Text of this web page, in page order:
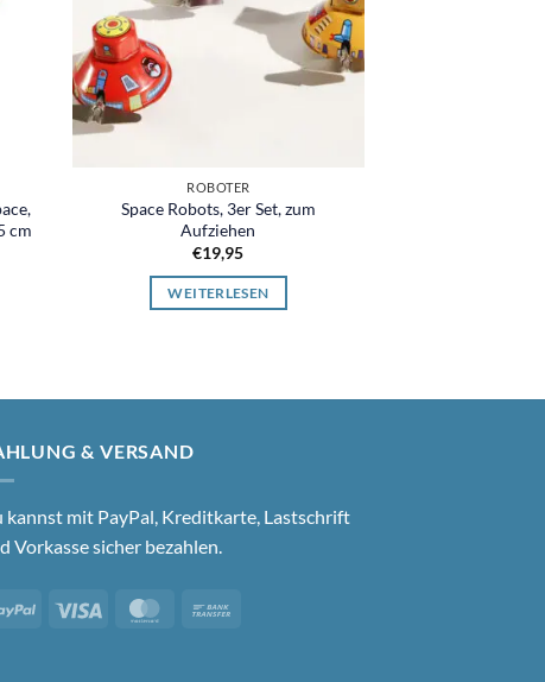
cm
ROBOTER
Space Robots, 3er Set, zum
Aufziehen
€19,95
WEITERLESEN
& VERSAND
kannst mit PayPal, Kreditkarte, Lastschrift
Vorkasse sicher bezahlen.
PayPal Visa MasterCard